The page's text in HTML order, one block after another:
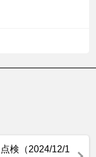
検（2024/12/1